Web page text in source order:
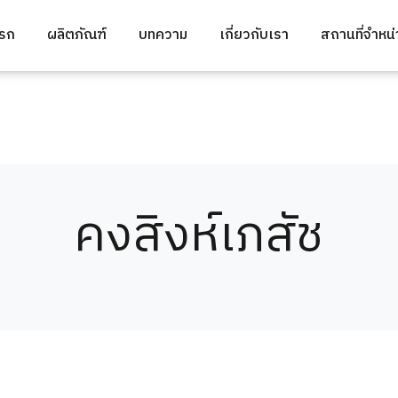
ก ผลิตภัณฑ์ บทความ เกี่ยวกับเรา สถานที่จำห
คงสิงห์เภสัช